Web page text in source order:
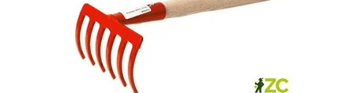
Dostupnost:
Skladem 10 ks
27502